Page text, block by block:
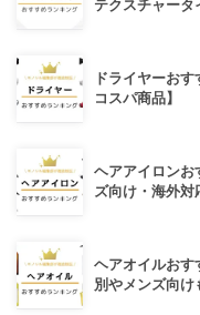
テクスチャータ
ドライヤーお
コスパ商品】
ヘアアイロンお
ズ向け・海外対
ヘアオイルおす
別やメンズ向け